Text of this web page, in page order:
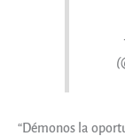
“Démonos la